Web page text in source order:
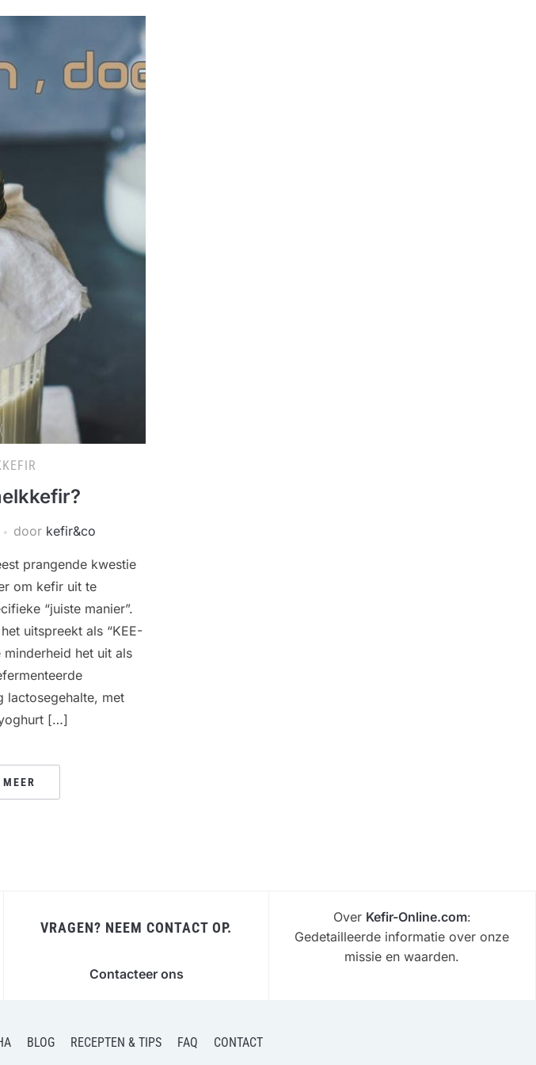
door kefir&co
prangende kwestie
om kefir uit te
“juiste manier”.
uitspreekt als “KEE-
minderheid het uit als
lactosegehalte, met
[…]
VRAGEN? NEEM CONTACT OP.
Contacteer ons
Over Kefir-Online.com:
Gedetailleerde informatie over onze
missie en waarden.
BLOG RECEPTEN & TIPS FAQ CONTACT